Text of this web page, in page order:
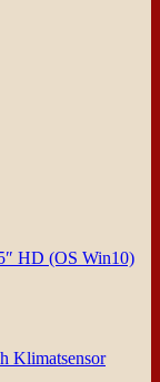
HD (OS Win10)
Klimatsensor